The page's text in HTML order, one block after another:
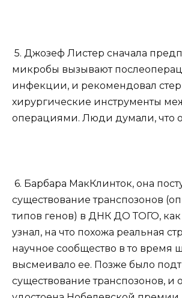
5. Джозеф Листер сначала
микробы вызывают
инфекции, и рекомендовал
хирургические инструменты
операциями. Люди думали, что
6. Барбара МакКлинток, она
существование транспозонов
типов генов) в ДНК ДО ТОГО,
узнал, на что похожа реальная
научное сообщество в то время
высмеивало ее. Позже было
существование транспозонов, и